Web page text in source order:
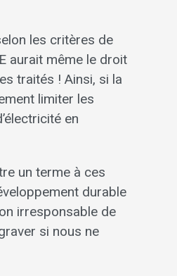
les critères de
aurait même le droit
traités ! Ainsi, si la
limiter les
en
un terme à ces
durable
irresponsable de
si nous ne